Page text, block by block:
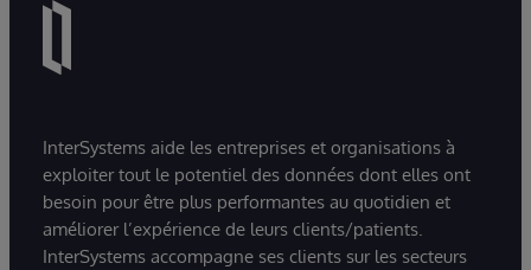
InterSystems aide les entreprises et organisations à
exploiter tout le potentiel des données dont elles ont
besoin pour être plus performantes au quotidien et
améliorer l’expérience de leurs clients/patients.
InterSystems accompagne ses clients sur les secteurs